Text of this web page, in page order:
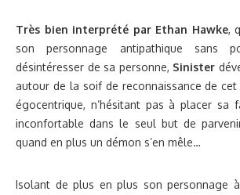
Très bien interprété par Ethan Hawke,
son personnage antipathique sans
désintéresser de sa personne, Sinister
autour de la soif de reconnaissance de
égocentrique, n’hésitant pas à placer sa
inconfortable dans le seul but de
quand en plus un démon s’en mêle…
Isolant de plus en plus son personnage à